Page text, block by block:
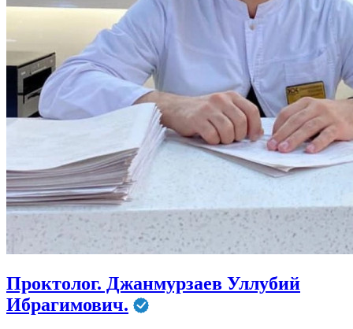
Проктолог. Джанмурзаев Уллубий
Ибрагимович.